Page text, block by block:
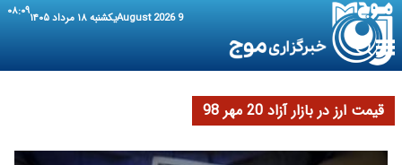
9 August 2026 یکشنبه ۱۸ مرداد ۱۴۰۵ ۰۸:۰۹
قیمت ارز در بازار آزاد 20 مهر 98